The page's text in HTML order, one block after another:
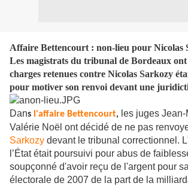
Affaire Bettencourt : non-lieu pour Nicolas
Les magistrats du tribunal de Bordeaux ont
charges retenues contre Nicolas Sarkozy
pour motiver son renvoi devant une
Dans l'affaire Bettencourt, les juges
Valérie Noël ont décidé de ne pas
Sarkozy devant le tribunal correctionnel.
l’État était poursuivi pour abus de
soupçonné d'avoir reçu de l'argent pour
électorale de 2007 de la part de la